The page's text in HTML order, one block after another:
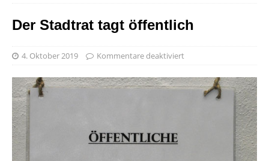
Der Stadtrat tagt öffentlich
4. Oktober 2019 Kommentare deaktiviert